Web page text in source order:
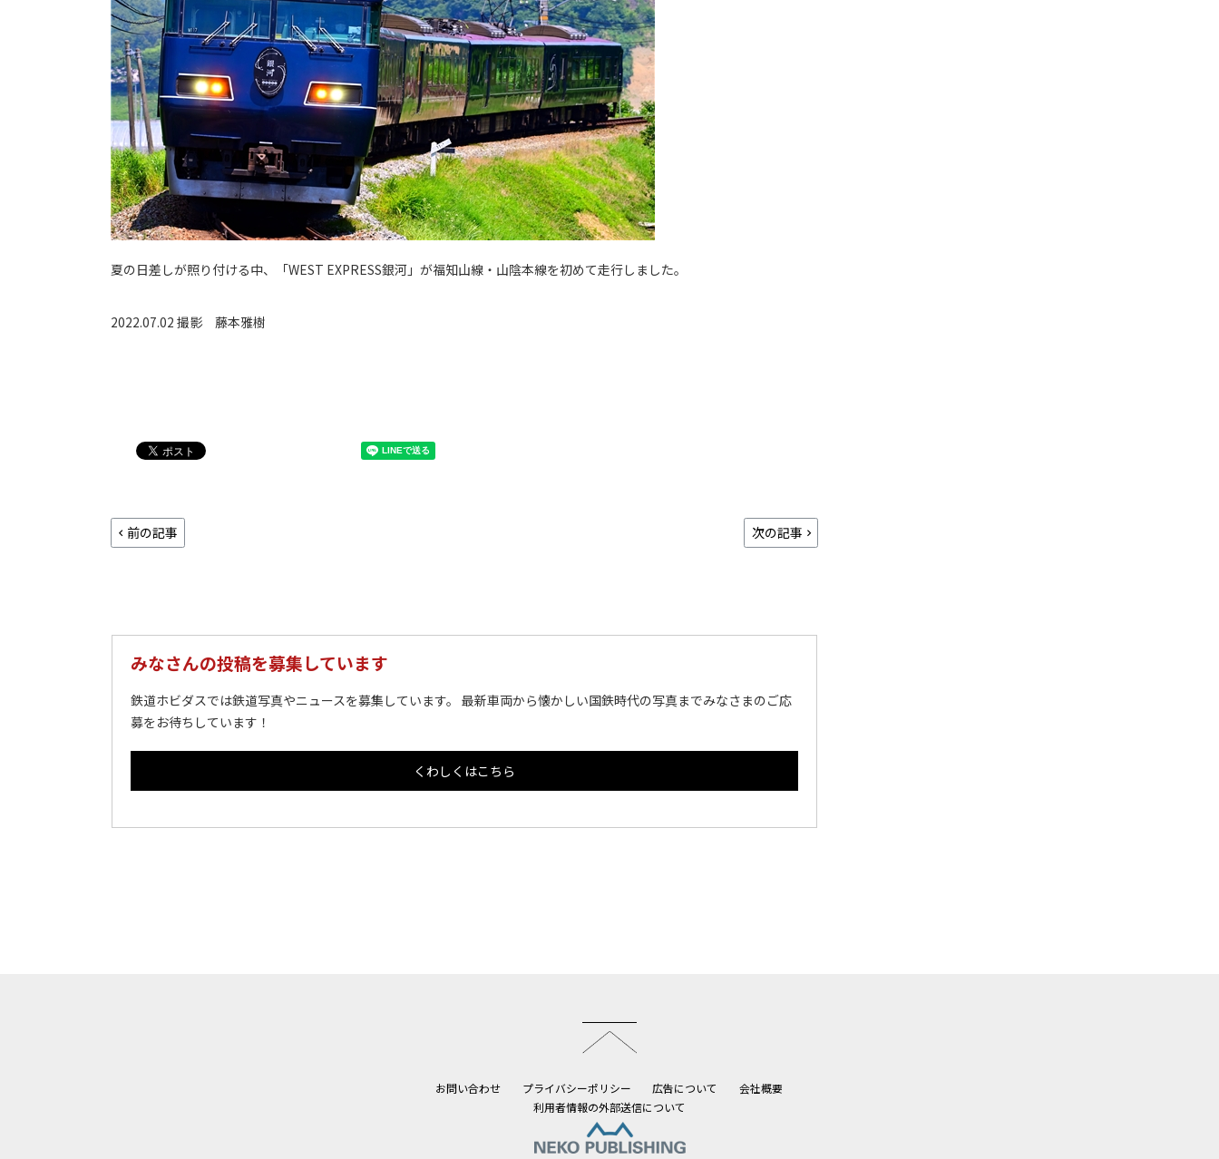
夏の日差しが照り付ける中、「WEST EXPRESS銀河」が福知山線・山陰本線を初めて走行しました。
2022.07.02 撮影 藤本雅樹
前の記事 次の記事
みなさんの投稿を募集しています
鉄道ホビダスでは鉄道写真やニュースを募集しています。 最新車両から懐かしい国鉄時代の写真までみなさまのご応
募をお待ちしています！
くわしくはこちら
お問い合わせ プライバシーポリシー 広告について
会社概要
利用者情報の外部送信について